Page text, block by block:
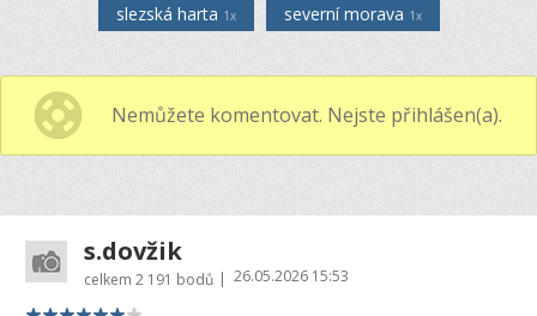
slezská harta 1x severní morava 1x
Nemůžete komentovat. Nejste přihlášen(a).
s.dovžik
celkem 2 191 bodů | 26.05.2026 15:53